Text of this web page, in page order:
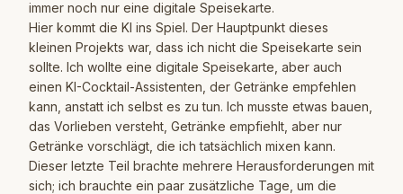
immer noch nur eine digitale Speisekarte.
Hier kommt die KI ins Spiel. Der Hauptpunkt dieses
kleinen Projekts war, dass ich nicht die Speisekarte sein
sollte. Ich wollte eine digitale Speisekarte, aber auch
einen KI-Cocktail-Assistenten, der Getränke empfehlen
kann, anstatt ich selbst es zu tun. Ich musste etwas bauen,
das Vorlieben versteht, Getränke empfiehlt, aber nur
Getränke vorschlägt, die ich tatsächlich mixen kann.
Dieser letzte Teil brachte mehrere Herausforderungen mit
sich; ich brauchte ein paar zusätzliche Tage, um die